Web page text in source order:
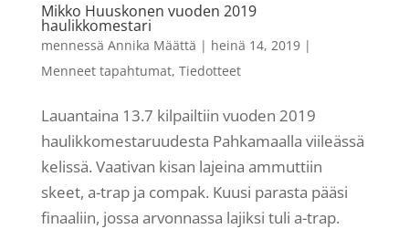
Mikko Huuskonen vuoden 2019
haulikkomestari
mennessä Annika Määttä | heinä 14, 2019|
Menneet tapahtumat, Tiedotteet
Lauantaina 13.7 kilpailtiin vuoden 2019
haulikkomestaruudesta Pahkamaalla viileässä
kelissä. Vaativan kisan lajeina ammuttiin
skeet, a-trap ja compak. Kuusi parasta pääsi
finaaliin, jossa arvonnassa lajiksi tuli a-trap.